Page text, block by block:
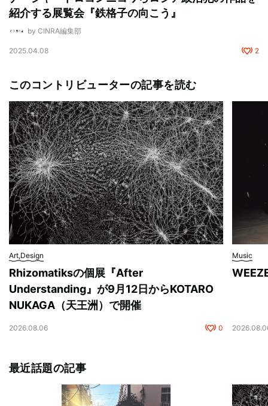
紹介する展覧会『鉄格子の向こう』
by CINRA編集部
2025.04.08 2
このコントリビューターの記事を読む
Art,Design
Rhizomatiksの個展『After
Understanding』が9月12日からKOTARO
NUKAGA（天王洲）で開催
2026.08.06 0
Music
最近話題の記事